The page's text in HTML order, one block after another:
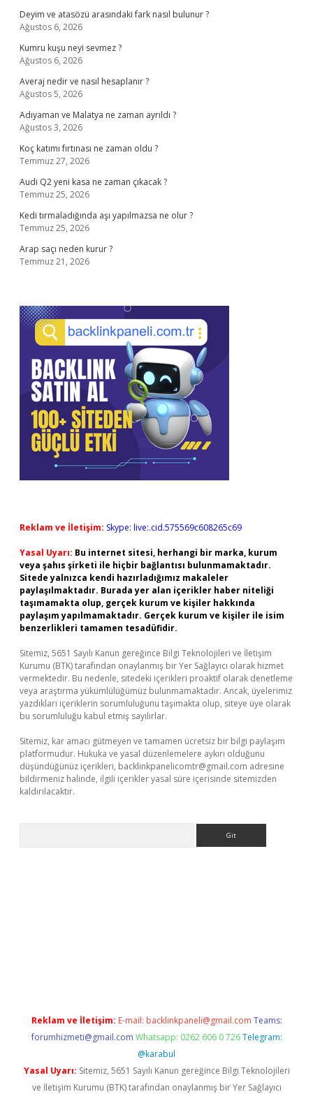
Deyim ve atasözü arasındaki fark nasıl bulunur ?
Ağustos 6, 2026
Kumru kuşu neyi sevmez ?
Ağustos 6, 2026
Averaj nedir ve nasıl hesaplanır ?
Ağustos 5, 2026
Adıyaman ve Malatya ne zaman ayrıldı ?
Ağustos 3, 2026
Koç katımı fırtınası ne zaman oldu ?
Temmuz 27, 2026
Audi Q2 yeni kasa ne zaman çıkacak ?
Temmuz 25, 2026
Kedi tırmaladığında aşı yapılmazsa ne olur ?
Temmuz 25, 2026
Arap saçı neden kurur ?
Temmuz 21, 2026
Reklam ve İletişim: Skype: live:.cid.575569c608265c69
Yasal Uyarı: Bu internet sitesi, herhangi bir marka, kurum
veya şahıs şirketi ile hiçbir bağlantısı bulunmamaktadır.
Sitede yalnızca kendi hazırladığımız makaleler
paylaşılmaktadır. Burada yer alan içerikler haber niteliği
taşımamakta olup, gerçek kurum ve kişiler hakkında
paylaşım yapılmamaktadır. Gerçek kurum ve kişiler ile isim
benzerlikleri tamamen tesadüfidir.
Sitemiz, 5651 Sayılı Kanun gereğince Bilgi Teknolojileri ve İletişim
Kurumu (BTK) tarafından onaylanmış bir Yer Sağlayıcı olarak hizmet
vermektedir. Bu nedenle, sitedeki içerikleri proaktif olarak denetleme
veya araştırma yükümlülüğümüz bulunmamaktadır. Ancak, üyelerimiz
yazdıkları içeriklerin sorumluluğunu taşımakta olup, siteye üye olarak
bu sorumluluğu kabul etmiş sayılırlar.
Sitemiz, kar amacı gütmeyen ve tamamen ücretsiz bir bilgi paylaşım
platformudur. Hukuka ve yasal düzenlemelere aykırı olduğunu
düşündüğünüz içerikleri, backlinkpanelicomtr@gmail.com adresine
bildirmeniz halinde, ilgili içerikler yasal süre içerisinde sitemizden
kaldırılacaktır.
Reklam ve İletişim: E-mail: backlinkpaneli@gmail.com Teams:
forumhizmeti@gmail.com Whatsapp: 0262 606 0 726 Telegram:
@karabul
Yasal Uyarı: Sitemiz, 5651 Sayılı Kanun gereğince Bilgi Teknolojileri
ve İletişim Kurumu (BTK) tarafından onaylanmış bir Yer Sağlayıcı